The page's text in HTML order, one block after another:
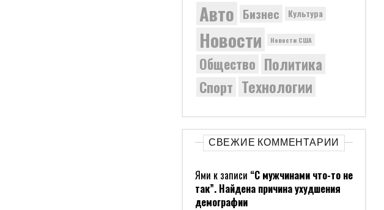
Авто Бизнес Культура
Новости Новости США
Общество Политика
Спорт Технологии
СВЕЖИЕ КОММЕНТАРИИ
Ями к записи “С мужчинами что-то не
так”. Найдена причина ухудшения
демографии